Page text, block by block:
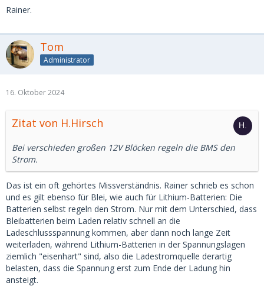
Rainer.
Tom
Administrator
16. Oktober 2024
Zitat von H.Hirsch
Bei verschieden großen 12V Blöcken regeln die BMS den
Strom.
Das ist ein oft gehörtes Missverständnis. Rainer schrieb es schon
und es gilt ebenso für Blei, wie auch für Lithium-Batterien: Die
Batterien selbst regeln den Strom. Nur mit dem Unterschied, dass
Bleibatterien beim Laden relativ schnell an die
Ladeschlussspannung kommen, aber dann noch lange Zeit
weiterladen, während Lithium-Batterien in der Spannungslagen
ziemlich "eisenhart" sind, also die Ladestromquelle derartig
belasten, dass die Spannung erst zum Ende der Ladung hin
ansteigt.